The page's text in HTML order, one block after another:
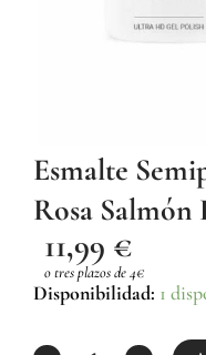
Esmalte
Rosa Salmón
11,99 €
o tres plazos de 4€
Disponibilidad: 1
Esmalte